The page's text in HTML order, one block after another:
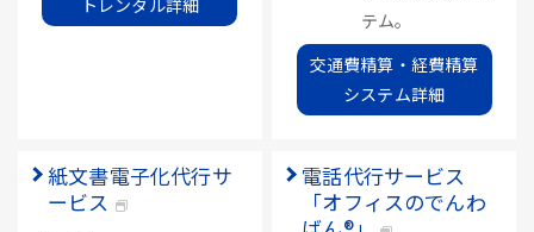
トレンタル詳細
テム。
交通費精算・経費精算
システム詳細
紙文書電子化代行サ
ービス
電話代行サービス
「オフィスのでんわ